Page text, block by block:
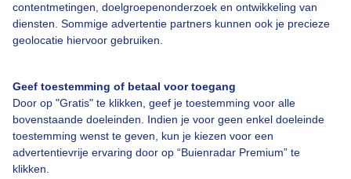
contentmetingen, doelgroepenonderzoek en ontwikkeling van
diensten. Sommige advertentie partners kunnen ook je precieze
geolocatie hiervoor gebruiken.
Geef toestemming of betaal voor toegang
Door op "Gratis" te klikken, geef je toestemming voor alle
bovenstaande doeleinden. Indien je voor geen enkel doeleinde
toestemming wenst te geven, kun je kiezen voor een
advertentievrije ervaring door op “Buienradar Premium” te
klikken.
Veelgestelde vragen
Contact
Gebruikersvoorwaarden
Adverteren
Buienradar Team
Privacy beleid